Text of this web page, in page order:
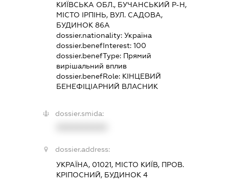
КИЇВСЬКА ОБЛ., БУЧАНСЬКИЙ Р-Н,
МІСТО ІРПІНЬ, ВУЛ. САДОВА,
БУДИНОК 86А
dossier.nationality:Україна
dossier.benefInterest:100
dossier.benefType: Прямий
вирішальний вплив
dossier.benefRole: КІНЦЕВИЙ
БЕНЕФІЦІАРНИЙ ВЛАСНИК
dossier.smida:
dossier.address:
УКРАЇНА, 01021, МІСТО КИЇВ, ПРОВ.
КРІПОСНИЙ, БУДИНОК 4